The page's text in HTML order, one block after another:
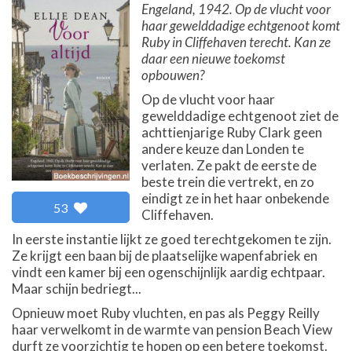
53
Engeland, 1942. Op de vlucht voor
haar gewelddadige echtgenoot komt
Ruby in Cliffehaven terecht. Kan ze
daar een nieuwe toekomst
opbouwen?
Op de vlucht voor haar
gewelddadige echtgenoot ziet de
achttienjarige Ruby Clark geen
andere keuze dan Londen te
verlaten. Ze pakt de eerste de
beste trein die vertrekt, en zo
eindigt ze in het haar onbekende
Cliffehaven.
In eerste instantie lijkt ze goed terechtgekomen te zijn.
Ze krijgt een baan bij de plaatselijke wapenfabriek en
vindt een kamer bij een ogenschijnlijk aardig echtpaar.
Maar schijn bedriegt...
Opnieuw moet Ruby vluchten, en pas als Peggy Reilly
haar verwelkomt in de warmte van pension Beach View
durft ze voorzichtig te hopen op een betere toekomst.